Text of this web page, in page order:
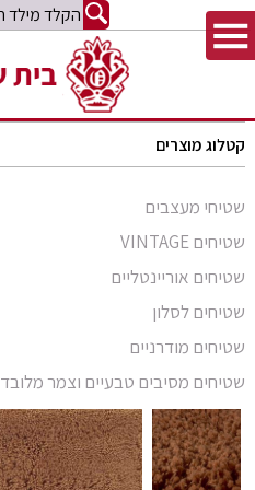
קטלוג מוצרים
שטיחי מעצבים
שטיחים VINTAGE
שטיחים אוריינטליים
סומק פרסי
סומק קווקזי
שטיח קילים
קילים אפגני
קילים הודי
שטיחי זיגלר
שטיחי משי
שטיחים לסלון
שטיחים מודרניים
Arabesque
Bliss
Comfort Shag
שטיחים מסיבים טבעיים וצמר מלובד
שטיחים מסיבים טבעיים
שטיחים מצמר מלובד